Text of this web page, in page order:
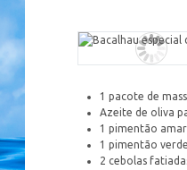
1 pacote de
Azeite de oliva
1 pimentão
1 pimentão
2 cebolas